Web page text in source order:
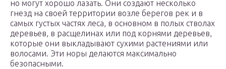
но могут хорошо лазать. Они создают несколько
гнезд на своей территории возле берегов рек и в
самых густых частях леса, в основном в полых стволах
деревьев, в расщелинах или под корнями деревьев,
которые они выкладывают сухими растениями или
волосами. Эти норы делаются максимально
безопасными.